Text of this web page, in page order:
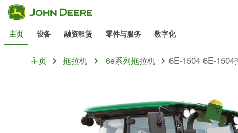
跳
至
主
主页 设备 融资租赁 零件与服务 数字化
主页 拖拉机 6e系列拖拉机 6E-1504 6E-1504